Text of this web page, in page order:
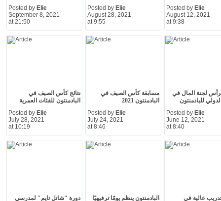
Posted by Elie
September 8, 2021
at 21:50
Posted by Elie
August 28, 2021
at 9:55
Posted by Elie
August 12, 2021
at 9:38
نتائج كأس الصيف في
البادمنتون للفئات العمرية
Posted by Elie
July 28, 2021
at 10:19
مسابقة كأس الصيف في
البادمنتون 2021
Posted by Elie
July 24, 2021
at 8:46
لجنة المال في
للبادمنتون
Posted by Elie
June 12, 2021
at 8:40
دورة "شاتل تايم" لمدرسي
البادمنتون ينظم يومًا ترفيهيًا
عالية في